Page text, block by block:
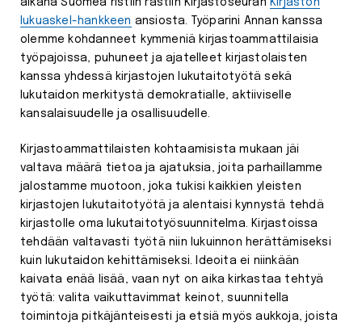
lukuaskel-hankkeen ansiosta. Työparini Annan kanssa
olemme kohdanneet kymmeniä kirjastoammattilaisia
työpajoissa, puhuneet ja ajatelleet kirjastolaisten
kanssa yhdessä kirjastojen lukutaitotyötä sekä
lukutaidon merkitystä demokratialle, aktiiviselle
kansalaisuudelle ja osallisuudelle.
Kirjastoammattilaisten kohtaamisista mukaan jäi
valtava määrä tietoa ja ajatuksia, joita parhaillamme
jalostamme muotoon, joka tukisi kaikkien yleisten
kirjastojen lukutaitotyötä ja alentaisi kynnystä tehdä
kirjastolle oma lukutaitotyösuunnitelma. Kirjastoissa
tehdään valtavasti työtä niin lukuinnon herättämiseksi
kuin lukutaidon kehittämiseksi. Ideoita ei niinkään
kaivata enää lisää, vaan nyt on aika kirkastaa tehtyä
työtä: valita vaikuttavimmat keinot, suunnitella
toimintoja pitkäjänteisesti ja etsiä myös aukkoja, joista